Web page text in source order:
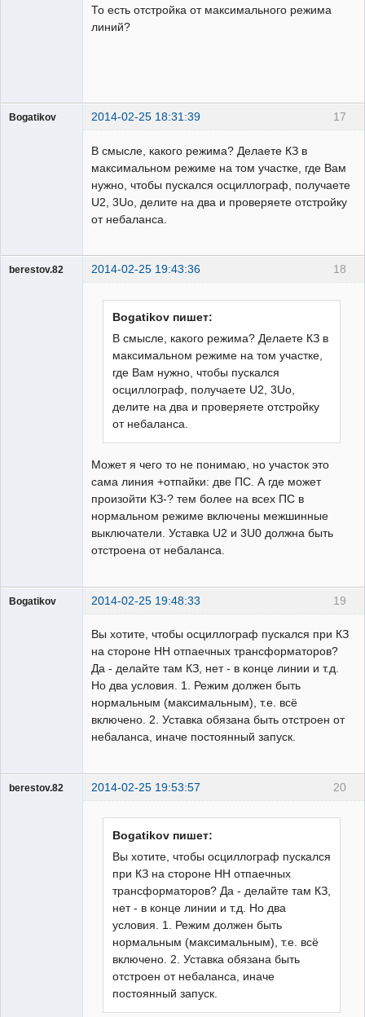
То есть отстройка от максимального режима
линий?
17
Bogatikov 2014-02-25 18:31:39
В смысле, какого режима? Делаете КЗ в
максимальном режиме на том участке, где Вам
нужно, чтобы пускался осциллограф, получаете
U2, 3Uо, делите на два и проверяете отстройку
от небаланса.
18
berestov.82 2014-02-25 19:43:36
Bogatikov пишет:
В смысле, какого режима? Делаете КЗ в
максимальном режиме на том участке,
где Вам нужно, чтобы пускался
осциллограф, получаете U2, 3Uо,
делите на два и проверяете отстройку
от небаланса.
Может я чего то не понимаю, но участок это
сама линия +отпайки: две ПС. А где может
произойти КЗ-? тем более на всех ПС в
нормальном режиме включены межшинные
выключатели. Уставка U2 и 3U0 должна быть
отстроена от небаланса.
19
Bogatikov 2014-02-25 19:48:33
Вы хотите, чтобы осциллограф пускался при КЗ
на стороне НН отпаечных трансформаторов?
Да - делайте там КЗ, нет - в конце линии и т.д.
Но два условия. 1. Режим должен быть
нормальным (максимальным), т.е. всё
включено. 2. Уставка обязана быть отстроен от
небаланса, иначе постоянный запуск.
20
berestov.82 2014-02-25 19:53:57
Bogatikov пишет:
Вы хотите, чтобы осциллограф пускался
при КЗ на стороне НН отпаечных
трансформаторов? Да - делайте там КЗ,
нет - в конце линии и т.д. Но два
условия. 1. Режим должен быть
нормальным (максимальным), т.е. всё
включено. 2. Уставка обязана быть
отстроен от небаланса, иначе
постоянный запуск.